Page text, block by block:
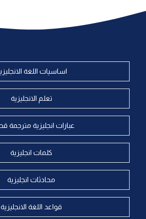
اساسيات اللغة
تعلم الانجليزية
عبارات انجليزية مترجمة
كلمات انجليزية
محادثات انجليزية
قواعد اللغة الانجليزية